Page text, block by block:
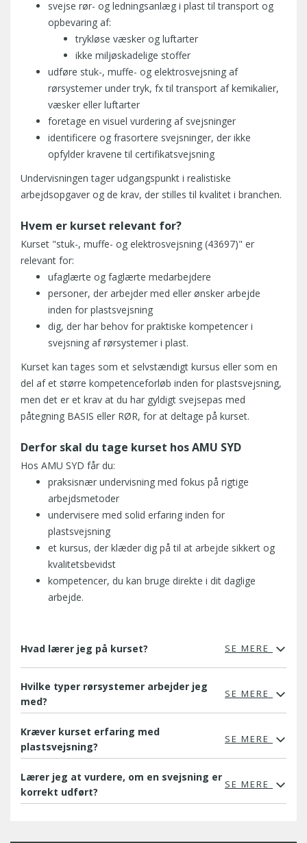
svejse rør- og ledningsanlæg i plast til transport og
opbevaring af:
trykløse væsker og luftarter
ikke miljøskadelige stoffer
udføre stuk-, muffe- og elektrosvejsning af
rørsystemer under tryk, fx til transport af kemikalier,
væsker eller luftarter
foretage en visuel vurdering af svejsninger
identificere og frasortere svejsninger, der ikke
opfylder kravene til certifikatsvejsning
Undervisningen tager udgangspunkt i realistiske
arbejdsopgaver og de krav, der stilles til kvalitet i branchen.
Hvem er kurset relevant for?
Kurset "stuk-, muffe- og elektrosvejsning (43697)" er
relevant for:
ufaglærte og faglærte medarbejdere
personer, der arbejder med eller ønsker arbejde
inden for plastsvejsning
dig, der har behov for praktiske kompetencer i
svejsning af rørsystemer i plast.
Kurset kan tages som et selvstændigt kursus eller som en
del af et større kompetenceforløb inden for plastsvejsning,
men det er et krav at du har gyldigt svejsepas med
påtegning BASIS eller RØR, for at deltage på kurset.
Derfor skal du tage kurset hos AMU SYD
Hos AMU SYD får du:
praksisnær undervisning med fokus på rigtige
arbejdsmetoder
undervisere med solid erfaring inden for
plastsvejsning
et kursus, der klæder dig på til at arbejde sikkert og
kvalitetsbevidst
kompetencer, du kan bruge direkte i dit daglige
arbejde.
Hvad lærer jeg på kurset? SE MERE
Hvilke typer rørsystemer arbejder jeg
med?
SE MERE
Kræver kurset erfaring med
plastsvejsning?
SE MERE
Lærer jeg at vurdere, om en svejsning er
korrekt udført?
SE MERE